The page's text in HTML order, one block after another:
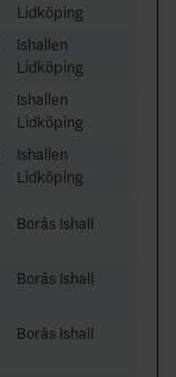
Lidköping
Ishallen
Lidköping
Ishallen
Lidköping
Ishallen
Lidköping
Borås Ishall
Borås Ishall
Borås Ishall